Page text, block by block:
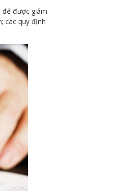
để được giảm
các quy định